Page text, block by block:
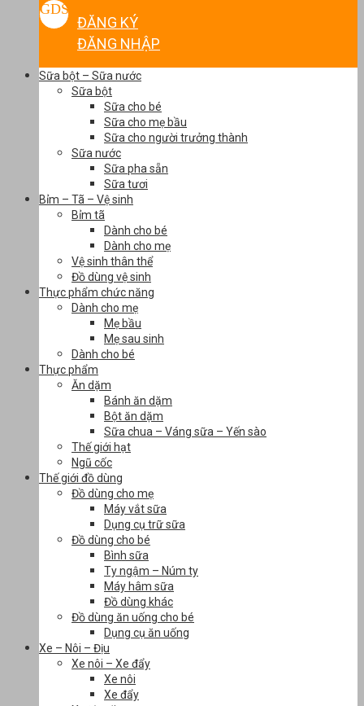
ĐĂNG KÝ
ĐĂNG NHẬP
Sữa bột – Sữa nước
Sữa bột
Sữa cho bé
Sữa cho mẹ bầu
Sữa cho người trưởng thành
Sữa nước
Sữa pha sẵn
Sữa tươi
Bỉm – Tã – Vệ sinh
Bỉm tã
Dành cho bé
Dành cho mẹ
Vệ sinh thân thể
Đồ dùng vệ sinh
Thực phẩm chức năng
Dành cho mẹ
Mẹ bầu
Mẹ sau sinh
Dành cho bé
Thực phẩm
Ăn dặm
Bánh ăn dặm
Bột ăn dặm
Sữa chua – Váng sữa – Yến sào
Thế giới hạt
Ngũ cốc
Thế giới đồ dùng
Đồ dùng cho mẹ
Máy vắt sữa
Dụng cụ trữ sữa
Đồ dùng cho bé
Bình sữa
Ty ngậm – Núm ty
Máy hâm sữa
Đồ dùng khác
Đồ dùng ăn uống cho bé
Dụng cụ ăn uống
Xe – Nôi – Địu
Xe nôi – Xe đẩy
Xe nôi
Xe đẩy